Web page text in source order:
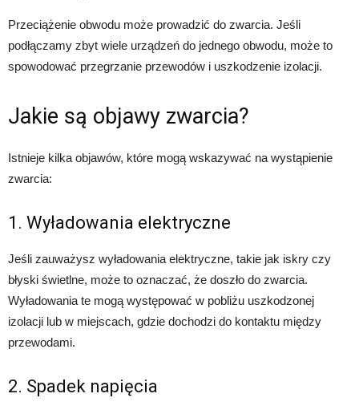
Przeciążenie obwodu może prowadzić do zwarcia. Jeśli
podłączamy zbyt wiele urządzeń do jednego obwodu, może to
spowodować przegrzanie przewodów i uszkodzenie izolacji.
Jakie są objawy zwarcia?
Istnieje kilka objawów, które mogą wskazywać na wystąpienie
zwarcia:
1. Wyładowania elektryczne
Jeśli zauważysz wyładowania elektryczne, takie jak iskry czy
błyski świetlne, może to oznaczać, że doszło do zwarcia.
Wyładowania te mogą występować w pobliżu uszkodzonej
izolacji lub w miejscach, gdzie dochodzi do kontaktu między
przewodami.
2. Spadek napięcia